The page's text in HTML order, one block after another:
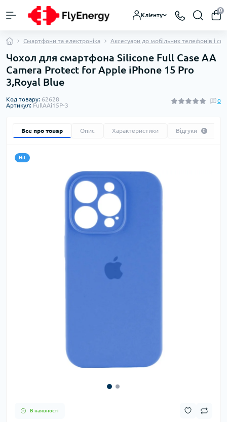
Клієнту
0
Смартфони та електроніка Аксесуари до мобільних телефонів і
Чохол для смартфона Silicone Full Case AA
Camera Protect for Apple iPhone 15 Pro
3,Royal Blue
Код товару: 62628
Артикул: FullAAi15P-3
0
Все про товар Опис Характеристики Відгуки 0
Hit
В наявності